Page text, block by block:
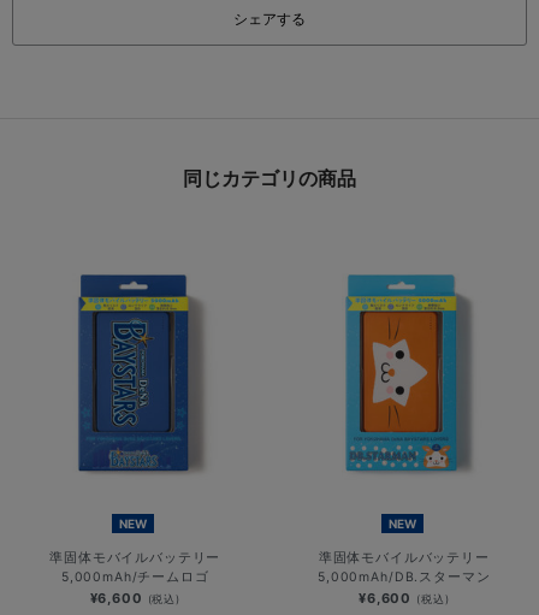
シェアする
同じカテゴリの商品
NEW
準固体モバイルバッテリー
5,000mAh/チームロゴ
¥6,600 (税込)
NEW
準固体モバイルバッテリー
5,000mAh/DB.スターマン
¥6,600 (税込)